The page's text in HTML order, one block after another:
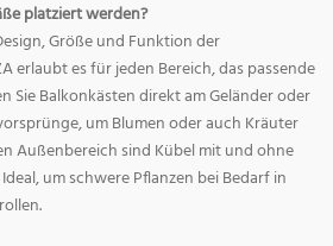
platziert werden?
Größe und Funktion der
erlaubt es für jeden Bereich, das passende
Sie Balkonkästen direkt am Geländer oder
um Blumen oder auch Kräuter
Außenbereich sind Kübel mit und ohne
um schwere Pflanzen bei Bedarf in